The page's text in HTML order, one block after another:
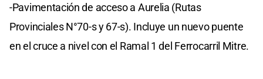
-Pavimentación de acceso a Aurelia (Rutas
Provinciales N°70-s y 67-s). Incluye un nuevo puente
en el cruce a nivel con el Ramal 1 del Ferrocarril Mitre.